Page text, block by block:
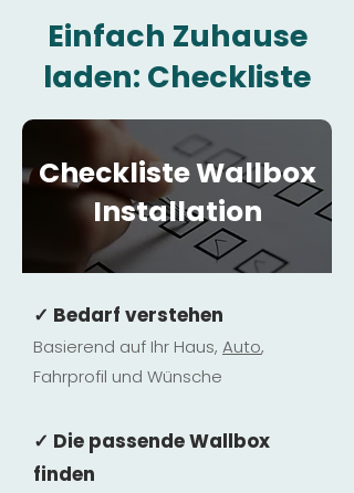
Einfach Zuhause
laden: Checkliste
Checkliste Wallbox
Installation
✓ Bedarf verstehen
Basierend auf Ihr Haus, Auto,
Fahrprofil und Wünsche
✓ Die passende Wallbox
finden